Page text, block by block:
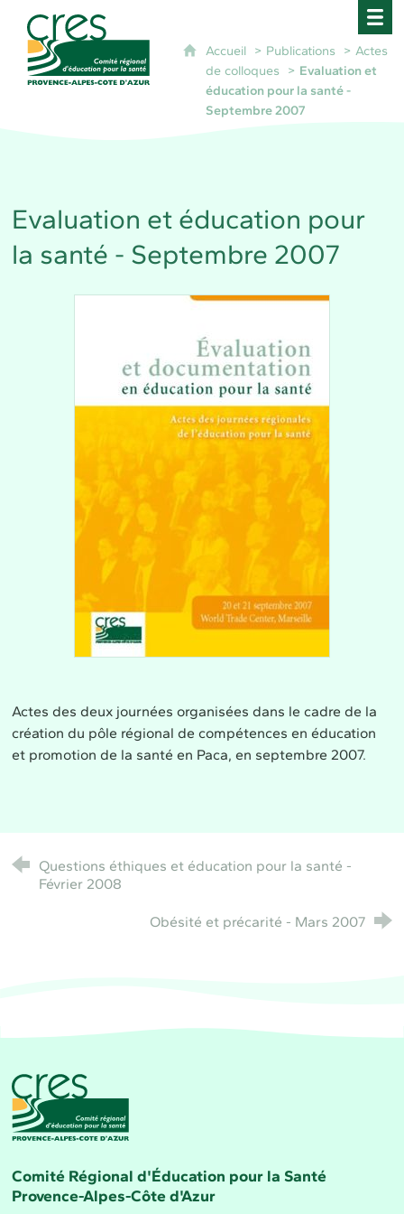
CRES Paca - Comité Régional d'Éducation
Accueil Publications
Actes
de colloques
Evaluation et
éducation pour la santé -
Septembre 2007
Evaluation et éducation pour
la santé - Septembre 2007
Actes des deux journées organisées dans le cadre de la
création du pôle régional de compétences en éducation
et promotion de la santé en Paca, en septembre 2007.
Questions éthiques et éducation pour la santé -
Février 2008
Obésité et précarité - Mars 2007
CRES Paca - Comité Régional d'Éducation pour la
Comité Régional d'Éducation pour la Santé
Provence-Alpes-Côte d'Azur